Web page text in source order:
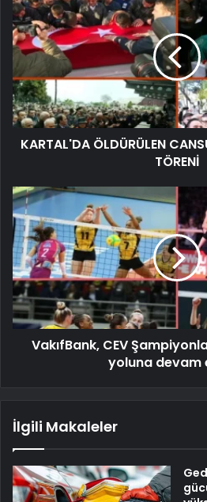
KARTAL'DA ÖLDÜRÜLEN
TÖRENİ
VakıfBank, CEV
yoluna devam
İlgili Makaleler